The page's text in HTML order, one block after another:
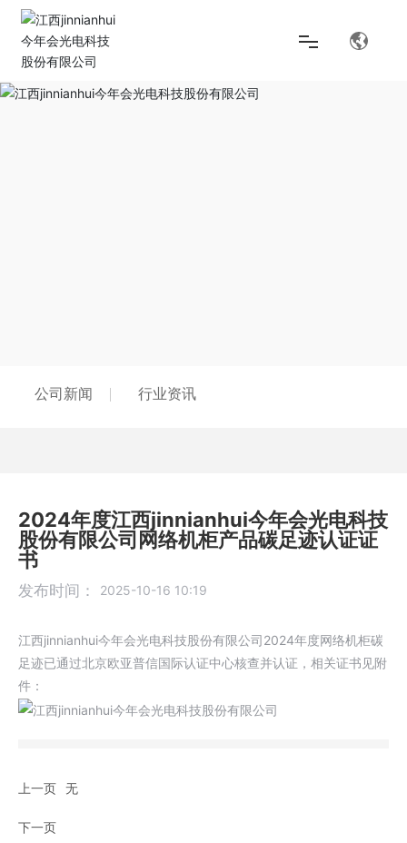
公司新闻 行业资讯
2024年度江西jinnianhui今年会光电科技
股份有限公司网络机柜产品碳足迹认证证
书
发布时间： 2025-10-16 10:19
江西jinnianhui今年会光电科技股份有限公司2024年度网络机柜碳
足迹已通过北京欧亚普信国际认证中心核查并认证，相关证书见附
件：
上一页 无
下一页